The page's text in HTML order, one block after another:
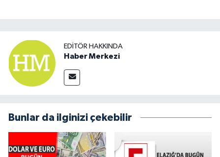
EDITÖR HAKKINDA
Haber Merkezi
Bunlar da ilginizi çekebilir